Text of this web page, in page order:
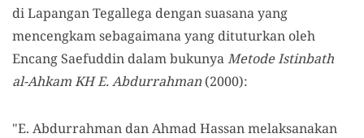
di Lapangan Tegallega dengan suasana yang
mencengkam sebagaimana yang dituturkan oleh
Encang Saefuddin dalam bukunyaMetode Istinbath
al-Ahkam KH E. Abdurrahman (2000):
"E. Abdurrahman dan Ahmad Hassan melaksanakan